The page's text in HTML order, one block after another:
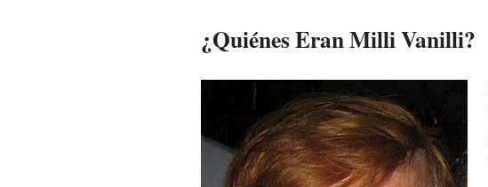
¿Quiénes Eran Milli Vanilli?